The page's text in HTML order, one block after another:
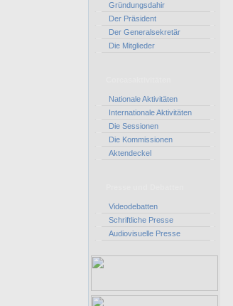
Gründungsdahir
Der Präsident
Der Generalsekretär
Die Mitglieder
Nationale Aktivitäten
Internationale Aktivitäten
Die Sessionen
Die Kommissionen
Aktendeckel
Videodebatten
Schriftliche Presse
Audiovisuelle Presse